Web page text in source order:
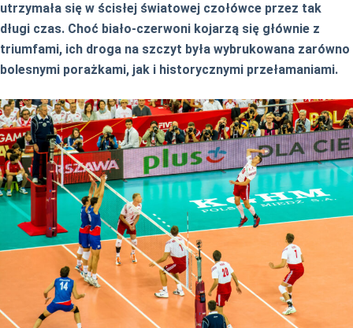
utrzymała się w ścisłej światowej czołówce przez tak
długi czas. Choć biało-czerwoni kojarzą się głównie z
triumfami, ich droga na szczyt była wybrukowana zarówno
bolesnymi porażkami, jak i historycznymi przełamaniami.